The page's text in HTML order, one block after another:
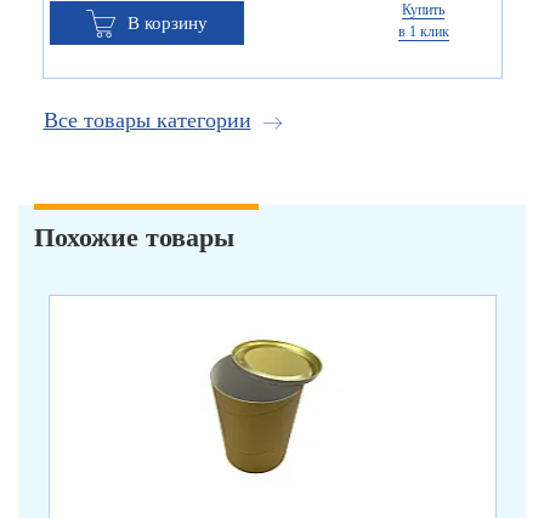
В корзину
Купить
в 1 клик
Все товары категории
Похожие товары